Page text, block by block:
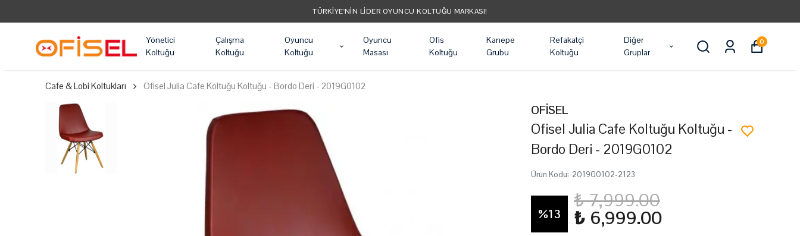
TÜRKIYE'NIN LIDER OYUNCU KOLTUĞU MARKASI!
Yönetici
Koltuğu
Çalışma
Koltuğu
Oyuncu
Koltuğu
Oyuncu
Masası
Ofis
Koltuğu
Kanepe
Grubu
Refakatçi
Koltuğu
Diğer
Gruplar
0
Cafe & Lobi Koltukları Ofisel Julia Cafe Koltuğu Koltuğu - Bordo Deri - 2019G0102
OFİSEL
Ofisel Julia Cafe Koltuğu Koltuğu -
Bordo Deri - 2019G0102
Ürün Kodu: 2019G0102-2123
%13
₺ 7,999.00
₺ 6,999.00